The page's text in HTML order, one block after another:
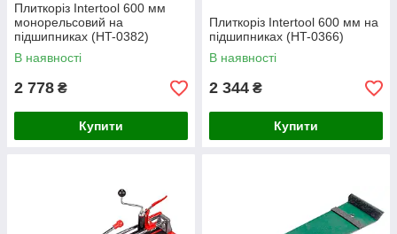
Плиткоріз Intertool 600 мм
монорельсовий на
підшипниках (HT-0382)
В наявності
2 778 ₴
Купити
Плиткоріз Intertool 600 мм на
підшипниках (HT-0366)
В наявності
2 344 ₴
Купити